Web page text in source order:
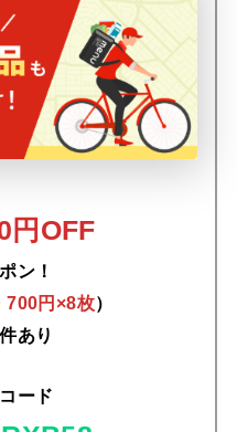
円OFF
ン！
700円×8枚）
あり
ード